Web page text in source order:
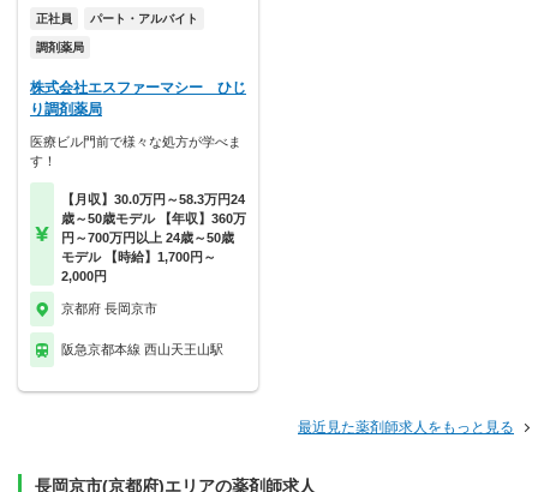
正社員 パート・アルバイト
調剤薬局
株式会社エスファーマシー ひじ
り調剤薬局
医療ビル門前で様々な処方が学べま
す！
【月収】30.0万円～58.3万円24
歳～50歳モデル 【年収】360万
円～700万円以上 24歳～50歳
モデル 【時給】1,700円～
2,000円
京都府 長岡京市
阪急京都本線 西山天王山駅
最近見た薬剤師求人をもっと見る
長岡京市(京都府)エリアの薬剤師求人